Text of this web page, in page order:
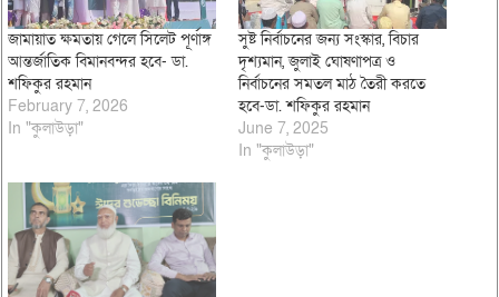
জামায়াত ক্ষমতায় গেলে সিলেট পূর্ণাঙ্গ
আন্তর্জাতিক বিমানবন্দর হবে- ডা.
শফিকুর রহমান
February 7, 2026
In "কুলাউড়া"
সুষ্ট নির্বাচনের জন্য সংস্কার, বিচার
দৃশ্যমান, জুলাই ঘোষণাপত্র ও
নির্বাচনের সমতল মাঠ তৈরী করতে
হবে-ডা. শফিকুর রহমান
June 7, 2025
In "কুলাউড়া"